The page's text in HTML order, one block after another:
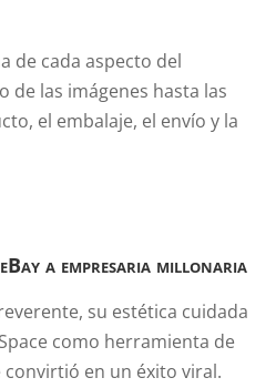
de cada aspecto del
de las imágenes hasta las
el embalaje, el envío y la
a empresaria millonaria
su estética cuidada
como herramienta de
convirtió en un éxito viral.